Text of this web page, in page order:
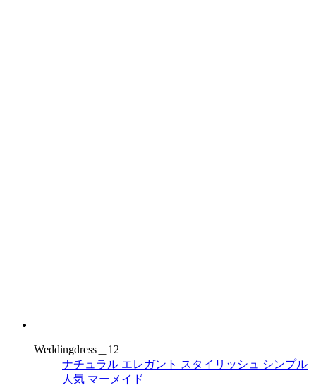
Weddingdress＿12
ナチュラル エレガント スタイリッシュ
シンプル
人気 マーメイド